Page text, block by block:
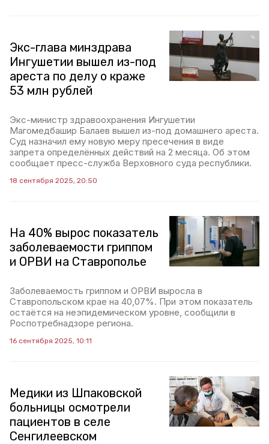
Экс-глава минздрава
Ингушетии вышел из-под
ареста по делу о краже
53 млн рублей
Экс-министр здравоохранения Ингушетии
Магомедбашир Балаев вышел из-под домашнего ареста.
Суд назначил ему новую меру пресечения в виде
запрета определённых действий на 2 месяца. Об этом
сообщает пресс-служба Верховного суда республики.
18 сентября 2025, 20:50
На 40% вырос показатель
заболеваемости гриппом
и ОРВИ на Ставрополье
Заболеваемость гриппом и ОРВИ выросла в
Ставропольском крае на 40,07%. При этом показатель
остаётся на неэпидемическом уровне, сообщили в
Роспотребнадзоре региона.
16 сентября 2025, 10:11
Медики из Шпаковской
больницы осмотрели
пациентов в селе
Сенгилеевском